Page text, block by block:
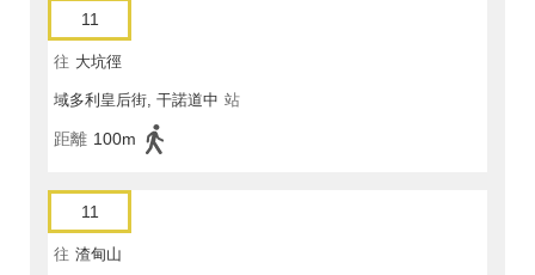
11
往 大坑徑
域多利皇后街, 干諾道中 站
距離 100m
11
往 渣甸山